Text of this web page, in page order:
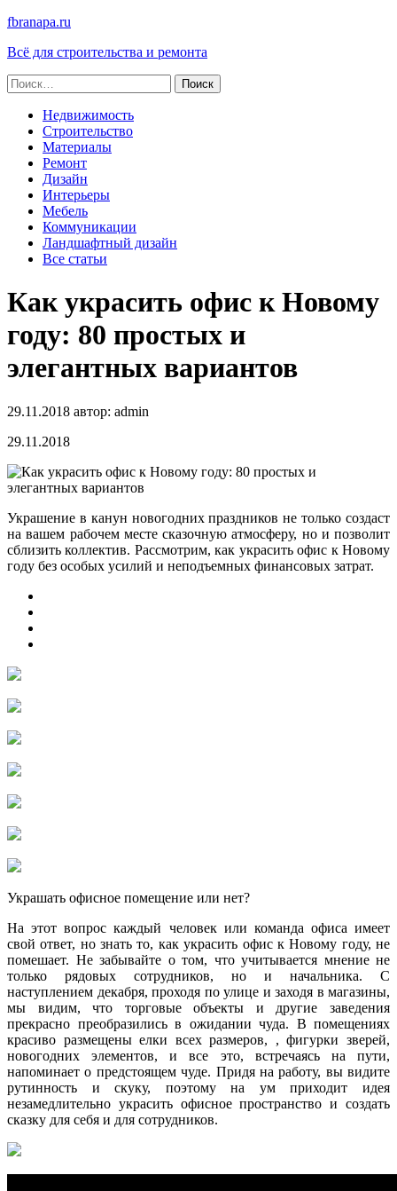
fbranapa.ru
Всё для строительства и ремонта
Найти:
Недвижимость
Строительство
Материалы
Ремонт
Дизайн
Интерьеры
Мебель
Коммуникации
Ландшафтный дизайн
Все статьи
Как украсить офис к Новому
году: 80 простых и
элегантных вариантов
29.11.2018 автор: admin
29.11.2018
Украшение в канун новогодних праздников не только создаст
на вашем рабочем месте сказочную атмосферу, но и позволит
сблизить коллектив. Рассмотрим, как украсить офис к Новому
году без особых усилий и неподъемных финансовых затрат.
Украшать офисное помещение или нет?
На этот вопрос каждый человек или команда офиса имеет
свой ответ, но знать то, как украсить офис к Новому году, не
помешает. Не забывайте о том, что учитывается мнение не
только рядовых сотрудников, но и начальника. С
наступлением декабря, проходя по улице и заходя в магазины,
мы видим, что торговые объекты и другие заведения
прекрасно преобразились в ожидании чуда. В помещениях
красиво размещены елки всех размеров, , фигурки зверей,
новогодних элементов, и все это, встречаясь на пути,
напоминает о предстоящем чуде. Придя на работу, вы видите
рутинность и скуку, поэтому на ум приходит идея
незамедлительно украсить офисное пространство и создать
сказку для себя и для сотрудников.